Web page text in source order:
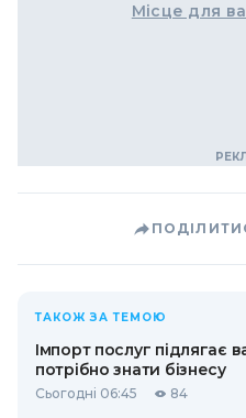
Місце для
ТАКОЖ ЗА ТЕМОЮ
Імпорт послуг підлягає
потрібно знати бізнесу
Сьогодні 06:45 84